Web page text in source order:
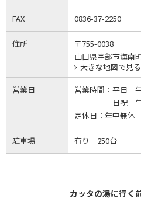
FAX 0836-37-2250
住所
〒755-0038
山口県宇部市海南
大きな地図で見る
営業日 営業時間： 平日 午
日祝
定休日： 年中無休
駐車場 有り 250台
カッタの湯に行く